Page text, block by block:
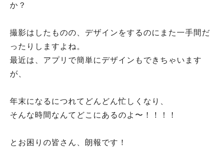
か？
撮影はしたものの、デザインをするのにまた一手間だ
ったりしますよね。
最近は、アプリで簡単にデザインもできちゃいます
が、
年末になるにつれてどんどん忙しくなり、
そんな時間なんてどこにあるのよ〜！！！！
とお困りの皆さん、朗報です！